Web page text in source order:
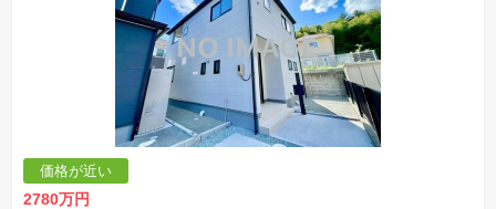
価格が近い
2780万円